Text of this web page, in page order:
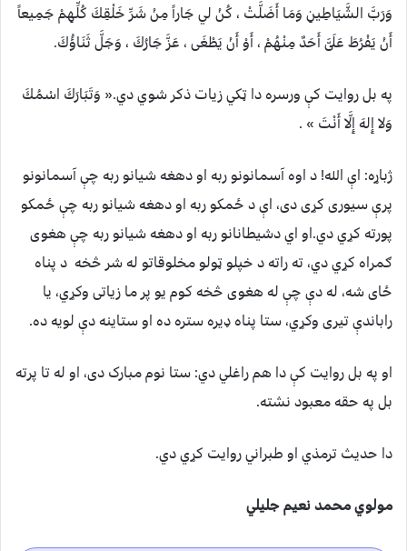
وَرَبَّ الشَّيَاطِينِ وَمَا أَضَلَّتْ ، كُنْ لي جَاراً مِنْ شَرِّ خَلْقِكَ كُلِّهِمْ جَمِيعاً
أَنْ يَفْرُطَ عَلَىَّ أَحَدٌ مِنْهُمْ ، أَوْ أَنْ يَطْغَى ، عَزَّ جَارُكَ ، وَجَلَّ ثَنَاؤُكَ.
په بل روايت کې ورسره دا ټکي زيات ذکر شوي دي.« وَتَبَارَكَ اسْمُكَ
وَلا إِلهَ إِلَّا أَنْتَ » .
ژباړه: اې الله! د اوه آسمانونو ربه او دهغه شيانو ربه چې آسمانونو
پرې سيورى کړى دى، اې د ځمکو ربه او دهغه شيانو ربه چې ځمکو
پورته کړي دي.او اي دشيطانانو ربه او دهغه شيانو ربه چې هغوى
ګمراه کړي دي، ته راته د خپلو ټولو مخلوقاتو له شر څخه د پناه
ځاى شه، له دې چې له هغوى څخه کوم يو پر ما زياتى وکړي، يا
راباندې تيرى وکړي، ستا پناه ډيره ستره ده او ستاينه دې لويه ده.
او په بل روايت کې دا هم راغلي دي: ستا نوم مبارک دى، او له تا پرته
بل په حقه معبود نشته.
دا حديث ترمذي او طبراني روايت کړي دي.
مولوي محمد نعيم جليلي